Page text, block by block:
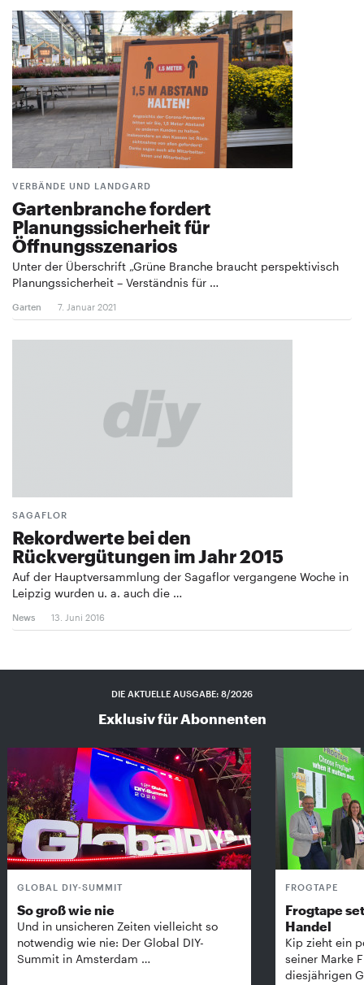
VERBÄNDE UND LANDGARD
Gartenbranche fordert
Planungssicherheit für
Öffnungsszenarios
Unter der Überschrift „Grüne Branche braucht perspektivisch
Planungssicherheit – Verständnis für …
Garten 7. Januar 2021
SAGAFLOR
Rekordwerte bei den
Rückvergütungen im Jahr 2015
Auf der Hauptversammlung der Sagaflor vergangene Woche in
Leipzig wurden u. a. auch die …
News 13. Juni 2016
DIE AKTUELLE AUSGABE: 8/2026
Exklusiv für Abonnenten
GLOBAL DIY-SUMMIT
So groß wie nie
Und in unsicheren Zeiten vielleicht so
notwendig wie nie: Der Global DIY-
Summit in Amsterdam …
FROGTAPE
Frogtape
Handel
Kip zieht ein
seiner Marke
diesjährigen